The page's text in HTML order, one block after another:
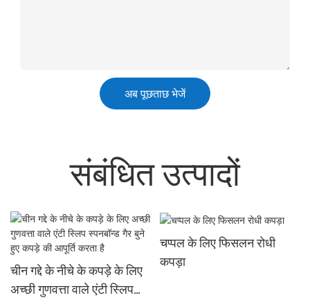
अब पूछताछ भेजें
संबंधित उत्पादों
चीन गद्दे के नीचे के कपड़े के लिए
अच्छी गुणवत्ता वाले एंटी स्लिप
चप्पल के लिए फिसलन रोधी
कपड़ा